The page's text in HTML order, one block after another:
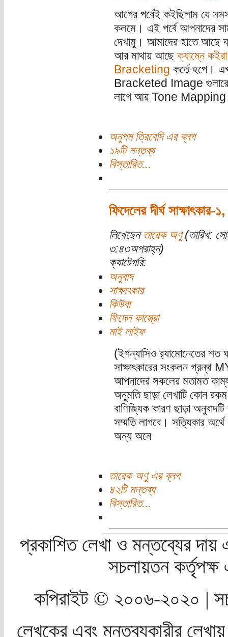
আগের পর্বেই কইছিলাম যে
কলমে। এই পর্বে আপনাদের
দেখামু। আমাদের হাতে আছে
আর মাথায় আছেক্যাম্নে
Bracketing কর্তে হপে।
Bracketed Image গুলারে
লাগে আর Tone Mapping
অনুপম ত্রিবেদি এর ব্লগ
১৯টি মন্তব্য
বিস্তারিত...
ফিদেলের দীর্ঘ
লিখেছেন তারেক অণু(তারিখ:
৩:৪৩অপরাহ্ন)
ক্যাটেগরি:
অনুবাদ
সাক্ষাৎকার
কিউবা
ফিদেল কাস্ত্রো
মাই লাইফ
(ইগন্যাসিও র‍্যামোনেতের শত
সাক্ষাৎকারের সংকলন গ্রন্থ
আপনাদের সকলের মতামত
অনুমতি ছাড়া লেখাটি কোন
বাণিজ্যিক কারণ ছাড়া
সম্মতি লাগবে। সত্যিকার
অন্য অনে
তারেক অণু এর ব্লগ
৪২টি মন্তব্য
বিস্তারিত...
প্রকাশিত লেখা ও মন্তব্যের দায়
সচলায়তন
কপিরাইট © ২০০৬-২০২০ |
লেখকের এবং মন্তব্যকারীর